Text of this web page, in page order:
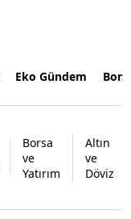
Eko Gündem
Borsa
ve
Yatırım
Altın
ve
Döviz